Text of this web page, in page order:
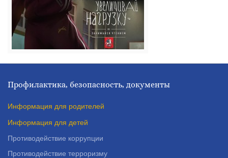
Профилактика, безопасность, документы
Информация для родителей
Информация для детей
Противодействие коррупции
Противодействие терроризму